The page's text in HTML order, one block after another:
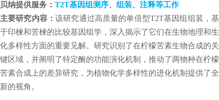
贝纳提供服务： T2T基因组测序、组装、注释等工作
主要研究内容：该研究通过高质量的单倍型T2T基因组组装，基
于印楝和苦楝的比较基因组学，深入揭示了它们在生物地理和生
化多样性方面的重要见解。研究识别了在柠檬苦素生物合成的关
键区域，并阐明了特定酶的功能演化机制，推动了两物种在柠檬
苦素合成上的差异研究，为植物化学多样性的进化机制提供了全
新的视角。